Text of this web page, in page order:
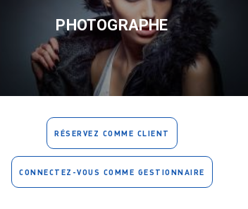
PHOTOGRAPHE
RÉSERVEZ COMME CLIENT
CONNECTEZ-VOUS COMME GESTIONNAIRE